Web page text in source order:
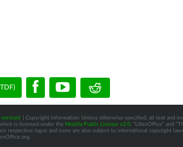
version)
| Copyright information: Unless otherwise specified, all text and
is licensed under the Mozilla Public License v2.0. “LibreOffice” and
respective logos and icons are also subject to international copyright